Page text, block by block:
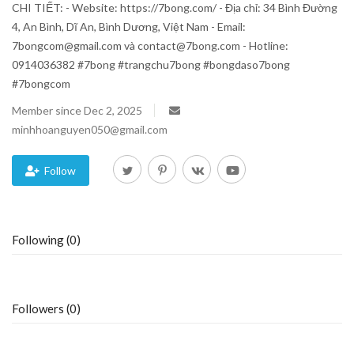
Fashion
Sitemap
Business
CHI TIẾT: - Website: https://7bong.com/ - Địa chỉ: 34 Bình Đường
4, An Bình, Dĩ An, Bình Dương, Việt Nam - Email:
7bongcom@gmail.com và contact@7bong.com - Hotline:
0914036382 #7bong #trangchu7bong #bongdaso7bong
#7bongcom
Member since Dec 2, 2025
minhhoanguyen050@gmail.com
Follow
Following (0)
Followers (0)